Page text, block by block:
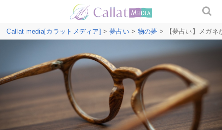
Callat media[カラットメディア] > 夢占い> 物の夢 > 【夢占い】メガネ